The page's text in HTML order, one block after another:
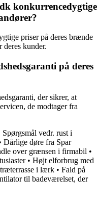
konkurrencedygtige
priser på deres brænde
kunder.
på deres
der sikrer, at
de modtager fra
Spørgsmål vedr. rust i
Dårlige døre fra Spar
over grænsen i firmabil •
• Højt elforbrug med
i lærk • Fald på
til badeværelset, der